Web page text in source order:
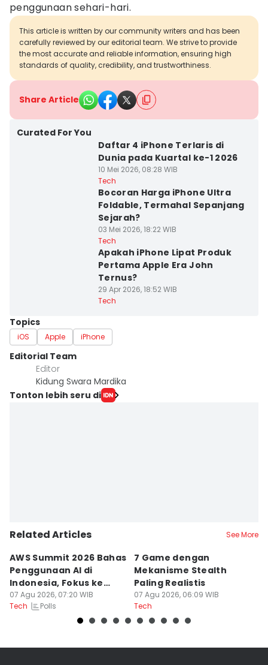
penggunaan sehari-hari.
This article is written by our community writers and has been
carefully reviewed by our editorial team. We strive to provide
the most accurate and reliable information, ensuring high
standards of quality, credibility, and trustworthiness.
Share Article
Curated For You
Daftar 4 iPhone Terlaris di
Dunia pada Kuartal ke-1 2026
10 Mei 2026, 08:28 WIB
Tech
Bocoran Harga iPhone Ultra
Foldable, Termahal Sepanjang
Sejarah?
03 Mei 2026, 18:22 WIB
Tech
Apakah iPhone Lipat Produk
Pertama Apple Era John
Ternus?
29 Apr 2026, 18:52 WIB
Tech
Topics
iOS Apple iPhone
Editorial Team
Editor
Kidung Swara Mardika
Tonton lebih seru di
Related Articles See More
AWS Summit 2026 Bahas
Penggunaan AI di
Indonesia, Fokus ke
Dampak
07 Agu 2026, 07:20 WIB
Tech
Polls
7 Game dengan
Mekanisme Stealth
Paling Realistis
07 Agu 2026, 06:09 WIB
Tech